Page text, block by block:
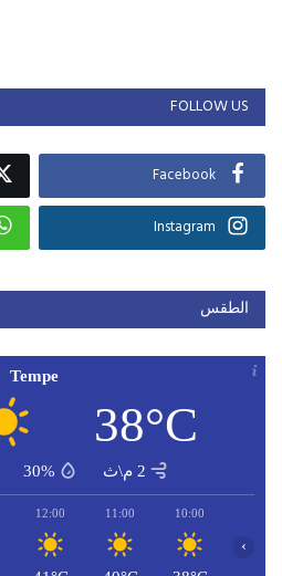
FOLLOW US
Facebook
Instagram
الطقس
Tempe
38°C
2 م\ث 30%
10:00
11:00
12:00
›